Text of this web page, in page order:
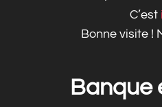
C’est
Bonne visite !
Banque